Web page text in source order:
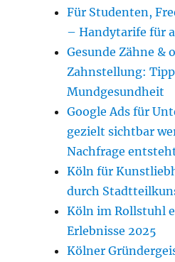
Für Studenten,
– Handytarife für
Gesunde Zähne &
Zahnstellung:
Mundgesundheit
Google Ads für
gezielt sichtbar
Nachfrage
Köln für
durch
Köln im Rollstuhl
Erlebnisse 2025
Kölner